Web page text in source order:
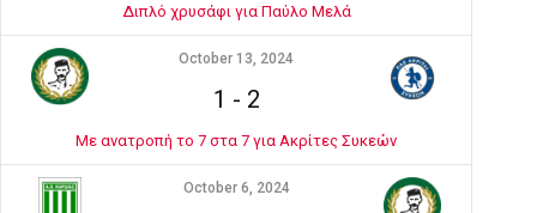
Διπλό χρυσάφι για Παύλο Μελά
October 13, 2024
1 - 2
Με ανατροπή το 7 στα 7 για Ακρίτες Συκεών
October 6, 2024